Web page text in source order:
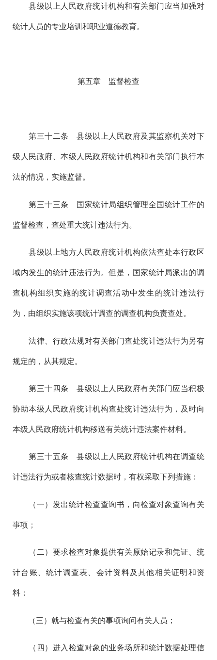
县级以上人民政府统计机构和有关部门应当加强对
统计人员的专业培训和职业道德教育。
第五章 监督检查
第三十二条 县级以上人民政府及其监察机关对下
级人民政府、本级人民政府统计机构和有关部门执行本
法的情况，实施监督。
第三十三条 国家统计局组织管理全国统计工作的
监督检查，查处重大统计违法行为。
县级以上地方人民政府统计机构依法查处本行政区
域内发生的统计违法行为。但是，国家统计局派出的调
查机构组织实施的统计调查活动中发生的统计违法行
为，由组织实施该项统计调查的调查机构负责查处。
法律、行政法规对有关部门查处统计违法行为另有
规定的，从其规定。
第三十四条 县级以上人民政府有关部门应当积极
协助本级人民政府统计机构查处统计违法行为，及时向
本级人民政府统计机构移送有关统计违法案件材料。
第三十五条 县级以上人民政府统计机构在调查统
计违法行为或者核查统计数据时，有权采取下列措施：
（一）发出统计检查查询书，向检查对象查询有关
事项；
（二）要求检查对象提供有关原始记录和凭证、统
计台账、统计调查表、会计资料及其他相关证明和资
料；
（三）就与检查有关的事项询问有关人员；
（四）进入检查对象的业务场所和统计数据处理信